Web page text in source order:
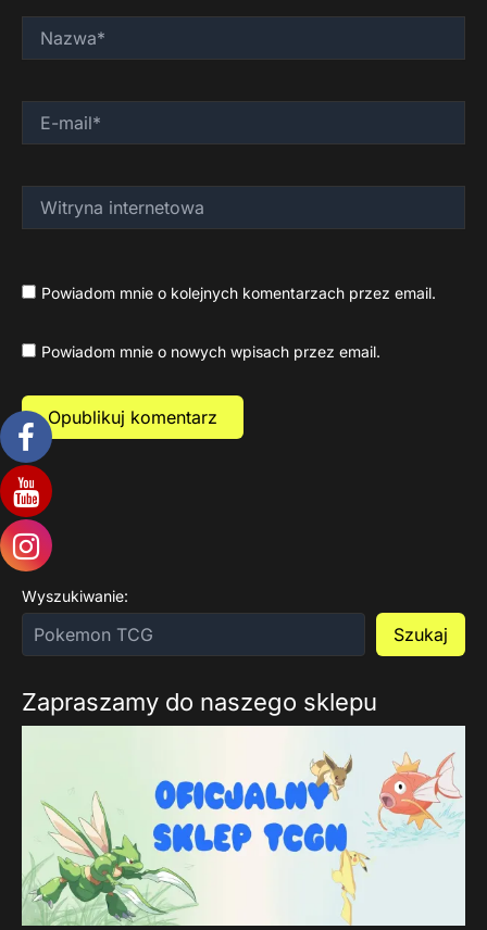
mail*
internetowa
Powiadom mnie o kolejnych komentarzach przez email.
Powiadom mnie o nowych wpisach przez email.
Wyszukiwanie:
Szukaj
Zapraszamy do naszego sklepu